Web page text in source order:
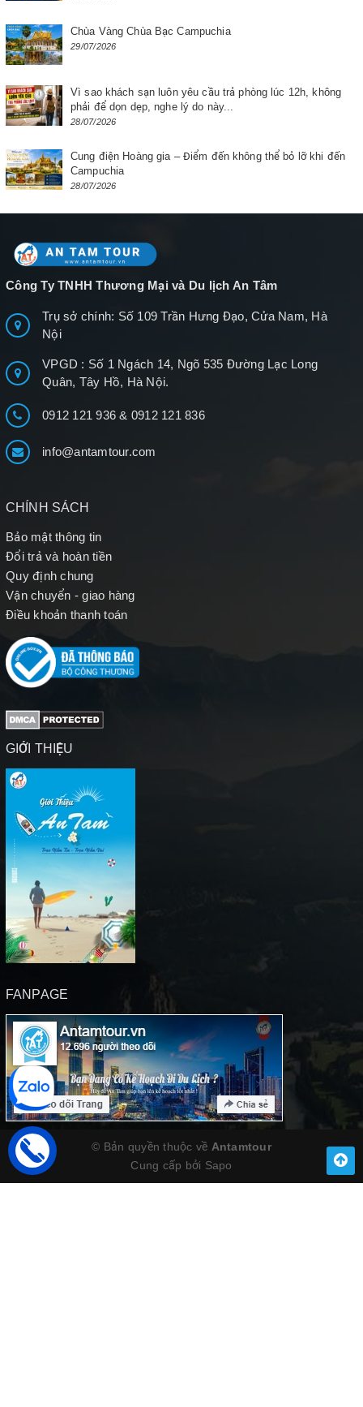
Chùa Vàng Chùa Bạc Campuchia
29/07/2026
Vì sao khách sạn luôn yêu cầu trả phòng lúc 12h, không
phải để dọn dẹp, nghe lý do này...
28/07/2026
Cung điện Hoàng gia – Điểm đến không thể bỏ lỡ khi đến
Campuchia
28/07/2026
Công Ty TNHH Thương Mại và Du lịch An Tâm
Trụ sở chính: Số 109 Trần Hưng Đạo, Cửa Nam, Hà
Nội
VPGD : Số 1 Ngách 14, Ngõ 535 Đường Lạc Long
Quân, Tây Hồ, Hà Nội.
0912 121 936& 0912 121 836
info@antamtour.com
CHÍNH SÁCH
Bảo mật thông tin
Đổi trả và hoàn tiền
Quy định chung
Vận chuyển - giao hàng
Điều khoản thanh toán
GIỚI THIỆU
FANPAGE
© Bản quyền thuộc về Antamtour
Cung cấp bởi Sapo